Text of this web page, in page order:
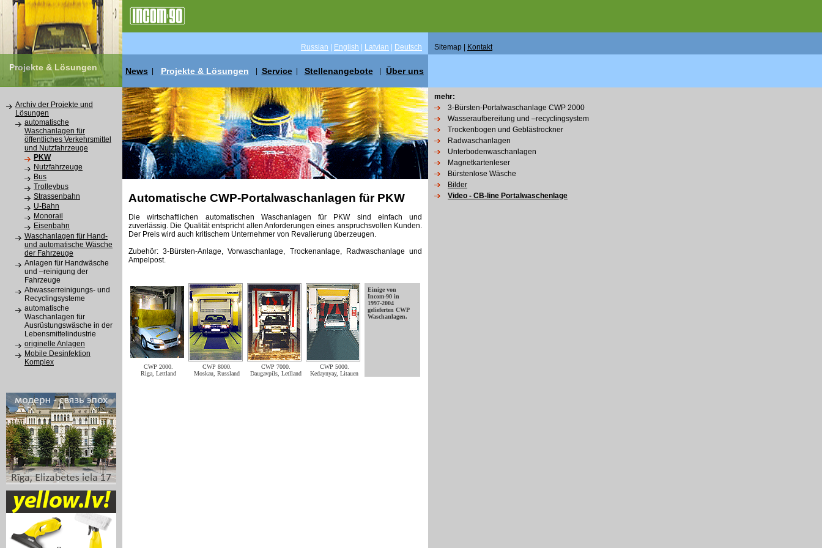
Projekte & Lösungen
Russian English Latvian Deutsch Sitemap | Kontakt
News Projekte & Lösungen Service Stellenangebote Über uns
Archiv der Projekte und
Lösungen
automatische
Waschanlagen für
öffentliches Verkehrsmittel
und Nutzfahrzeuge
PKW
Nutzfahrzeuge
Bus
Trolleybus
Strassenbahn
U-Bahn
Monorail
Eisenbahn
Waschanlagen für Hand-
und automatische Wäsche
der Fahrzeuge
Anlagen für Handwäsche
und –reinigung der
Fahrzeuge
Abwasserreinigungs- und
Recyclingsysteme
automatische
Waschanlagen für
Ausrüstungswäsche in der
Lebensmittelindustrie
originelle Anlagen
Mobile Desinfektion
Komplex
Automatische CWP-Portalwaschanlagen für PKW
Die wirtschaftlichen automatischen Waschanlagen für PKW sind einfach und
zuverlässig. Die Qualität entspricht allen Anforderungen eines anspruchsvollen Kunden.
Der Preis wird auch kritischem Unternehmer von Revalierung überzeugen.
Zubehör: 3-Bürsten-Anlage, Vorwaschanlage, Trockenanlage, Radwaschanlage und
Ampelpost.
Einige von
Incom-90 in
1997-2004
gelieferten CWP
Waschanlagen.
CWP 2000.
Riga, Lettland
CWP 8000.
Moskau, Russland
CWP 7000.
Daugavpils, Letlland
CWP 5000.
Kedaynyay, Litauen
mehr:
3-Bürsten-Portalwaschanlage CWP 2000
Wasseraufbereitung und –recyclingsystem
Trockenbogen und Geblästrockner
Radwaschanlagen
Unterbodenwaschanlagen
Magnetkartenleser
Bürstenlose Wäsche
Bilder
Video - CB-line Portalwaschenlage